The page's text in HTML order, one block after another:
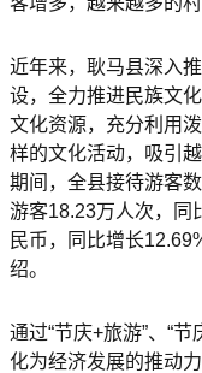
近年来，耿马县深入
设，全力推进民族文
文化资源，充分利用
样的文化活动，吸引
期间，全县接待游客
游客18.23万人次，同
民币，同比增长
绍。
通过“节庆+旅游”、“
化为经济发展的推动